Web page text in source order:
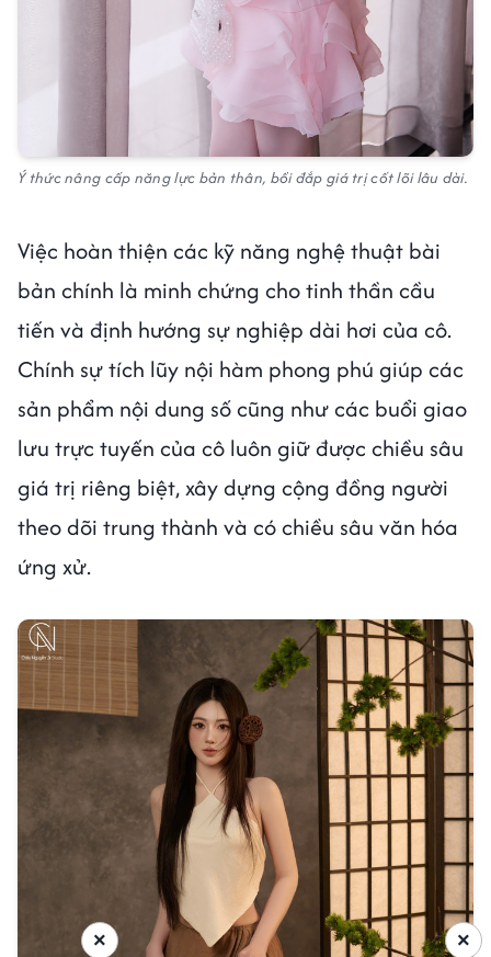
Ý thức nâng cấp năng lực bản thân, bồi đắp giá trị cốt lõi lâu dài.
Việc hoàn thiện các kỹ năng nghệ thuật bài
bản chính là minh chứng cho tinh thần cầu
tiến và định hướng sự nghiệp dài hơi của cô.
Chính sự tích lũy nội hàm phong phú giúp các
sản phẩm nội dung số cũng như các buổi giao
lưu trực tuyến của cô luôn giữ được chiều sâu
giá trị riêng biệt, xây dựng cộng đồng người
theo dõi trung thành và có chiều sâu văn hóa
ứng xử.
×
×